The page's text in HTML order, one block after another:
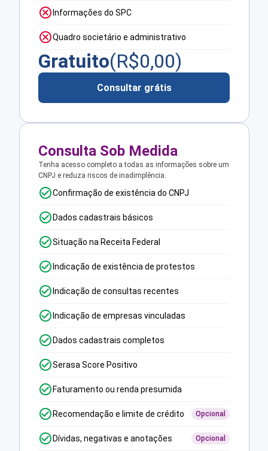
Informações do SPC
Quadro societário e administrativo
Gratuito(R$0,00)
Consultar grátis
Consulta Sob Medida
Tenha acesso completo a todas as informações sobre um
CNPJ e reduza riscos de inadimplência.
Confirmação de existência do CNPJ
Dados cadastrais básicos
Situação na Receita Federal
Indicação de existência de protestos
Indicação de consultas recentes
Indicação de empresas vinculadas
Dados cadastrais completos
Serasa Score Positivo
Faturamento ou renda presumida
Recomendação e limite de crédito Opcional
Dívidas, negativas e anotações Opcional